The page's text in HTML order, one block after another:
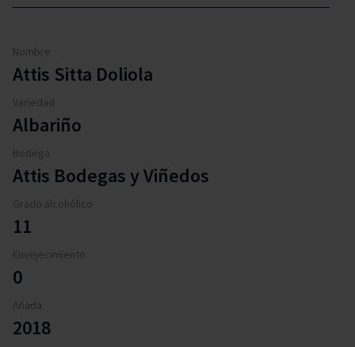
Nombre
Attis Sitta Doliola
Variedad
Albariño
Bodega
Attis Bodegas y Viñedos
Grado alcohólico
11
Envejecimiento
0
Añada
2018